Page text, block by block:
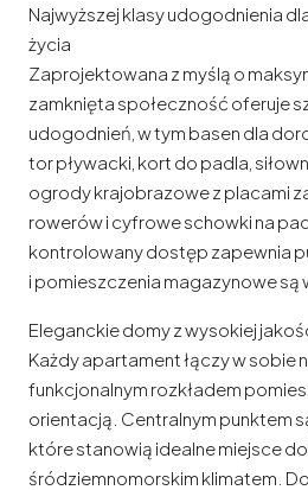
Najwyższej klasy udogodnienia
życia
Zaprojektowana z myślą o
zamknięta społeczność oferuje
udogodnień, w tym basen dla
tor pływacki, kort do padla,
ogrody krajobrazowe z placami
rowerów i cyfrowe schowki na
kontrolowany dostęp zapewnia
i pomieszczenia magazynowe są
Eleganckie domy z wysokiej
Każdy apartament łączy w sobie
funkcjonalnym rozkładem
orientacją. Centralnym punktem
które stanowią idealne miejsce
śródziemnomorskim klimatem.